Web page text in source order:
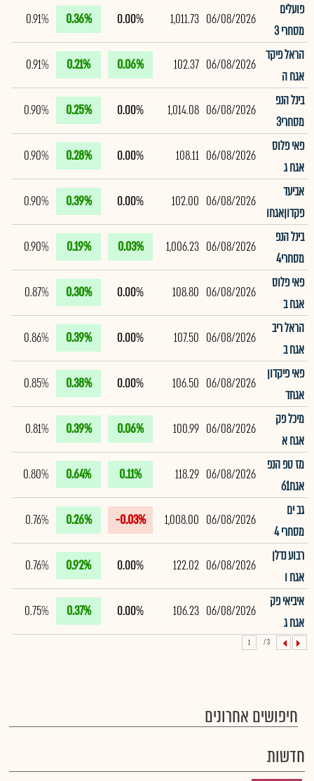
פועלים
מסחרי 3
06/08/2026
1,011.73
0.00%
0.36%
0.91%
הראל פיקד
אגח ה
06/08/2026
102.37
0.06%
0.21%
0.91%
בינל הנפ
מסחרי3
06/08/2026
1,014.08
0.00%
0.25%
0.90%
פאי פלוס
אגח ג
06/08/2026
108.11
0.00%
0.28%
0.90%
אביעד
פקדוןאגחו
06/08/2026
102.00
0.00%
0.39%
0.90%
בינל הנפ
מסחרי4
06/08/2026
1,006.23
0.03%
0.19%
0.90%
פאי פלוס
אגח ב
06/08/2026
108.80
0.00%
0.30%
0.87%
הראל ריב
אגח ב
06/08/2026
107.50
0.00%
0.39%
0.86%
פאי פיקדון
אגחד
06/08/2026
106.50
0.00%
0.38%
0.85%
מיכל פק
אגח א
06/08/2026
100.99
0.06%
0.39%
0.81%
מז טפ הנפ
אגח61
06/08/2026
118.29
0.11%
0.64%
0.80%
גב ים
מסחרי 4
06/08/2026
1,008.00
-0.03%
0.26%
0.76%
רבוע נדלן
אגח ו
06/08/2026
122.02
0.00%
0.92%
0.76%
איביאי פק
אגח ג
06/08/2026
106.23
0.00%
0.37%
0.75%
3 /
1
חיפושים אחרונים
חדשות